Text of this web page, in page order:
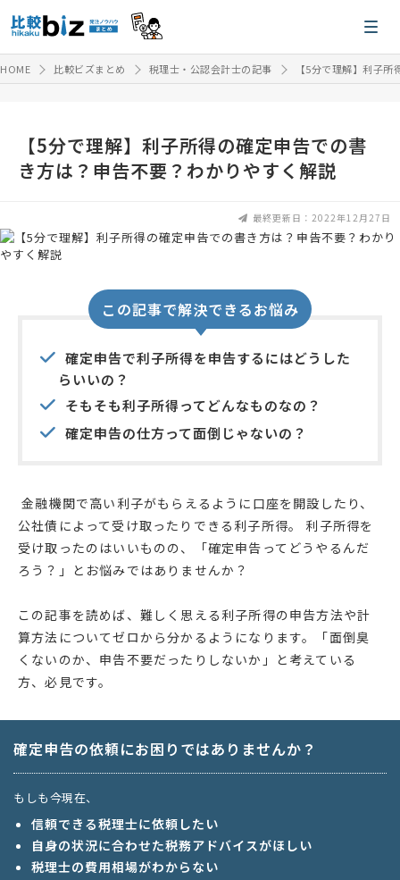
HOME 比較ビズまとめ 税理士・公認会計士の記事 【5分で理解】利子
【5分で理解】利子所得の確定申告での書
き方は？申告不要？わかりやすく解説
最終更新日：2022年12月27日
この記事で解決できるお悩み
確定申告で利子所得を申告するにはどうした
らいいの？
そもそも利子所得ってどんなものなの？
確定申告の仕方って面倒じゃないの？
金融機関で高い利子がもらえるように口座を開設したり、
公社債によって受け取ったりできる利子所得。 利子所得を
受け取ったのはいいものの、「確定申告ってどうやるんだ
ろう？」とお悩みではありませんか？
この記事を読めば、難しく思える利子所得の申告方法や計
算方法についてゼロから分かるようになります。「面倒臭
くないのか、申告不要だったりしないか」と考えている
方、必見です。
確定申告の依頼にお困りではありませんか？
もしも今現在、
信頼できる税理士に依頼したい
自身の状況に合わせた税務アドバイスがほしい
税理士の費用相場がわからない